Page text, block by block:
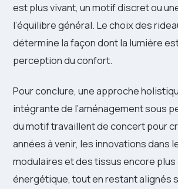
est plus vivant, un motif discret ou
l’équilibre général. Le choix des
détermine la façon dont la lumière
perception du confort.
Pour conclure, une approche
intégrante de l’aménagement sous
du motif travaillent de concert pour
années à venir, les innovations
modulaires et des tissus encore
énergétique, tout en restant alignés